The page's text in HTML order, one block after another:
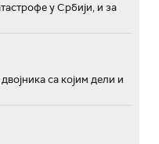
у Србији, и за
са којим дели и